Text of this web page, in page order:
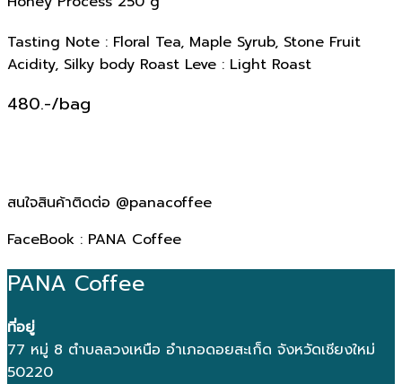
Tasting Note : Floral Tea, Maple Syrub, Stone Fruit
Acidity, Silky body Roast Leve : Light Roast
480.-/bag
สนใจสินค้าติดต่อ @panacoffee
FaceBook : PANA Coffee
PANA Coffee
ที่อยู่
77 หมู่ 8 ตำบลลวงเหนือ อำเภอดอยสะเก็ด จังหวัดเชียงใหม่
50220